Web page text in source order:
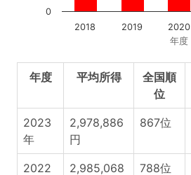
年度
2018 2019 2020
0
年度 平均所得
全国順
位
2023
年
2,978,886
円
867位
2022 2,985,068 788位